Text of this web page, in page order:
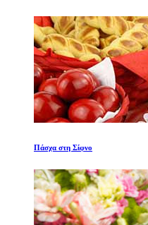
Πάσχα στη Σίφνο